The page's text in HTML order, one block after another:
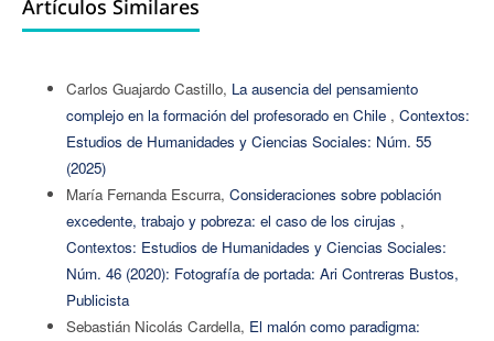
Artículos Similares
Carlos Guajardo Castillo, La ausencia del pensamiento
complejo en la formación del profesorado en Chile , Contextos:
Estudios de Humanidades y Ciencias Sociales: Núm. 55
(2025)
María Fernanda Escurra, Consideraciones sobre población
excedente, trabajo y pobreza: el caso de los cirujas ,
Contextos: Estudios de Humanidades y Ciencias Sociales:
Núm. 46 (2020): Fotografía de portada: Ari Contreras Bustos,
Publicista
Sebastián Nicolás Cardella, El malón como paradigma: